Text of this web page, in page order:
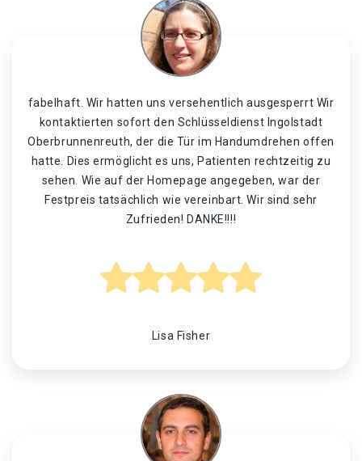
fabelhaft. Wir hatten uns versehentlich ausgesperrt Wir
kontaktierten sofort den Schlüsseldienst Ingolstadt
Oberbrunnenreuth, der die Tür im Handumdrehen offen
hatte. Dies ermöglicht es uns, Patienten rechtzeitig zu
sehen. Wie auf der Homepage angegeben, war der
Festpreis tatsächlich wie vereinbart. Wir sind sehr
Zufrieden! DANKE!!!!
Lisa Fisher